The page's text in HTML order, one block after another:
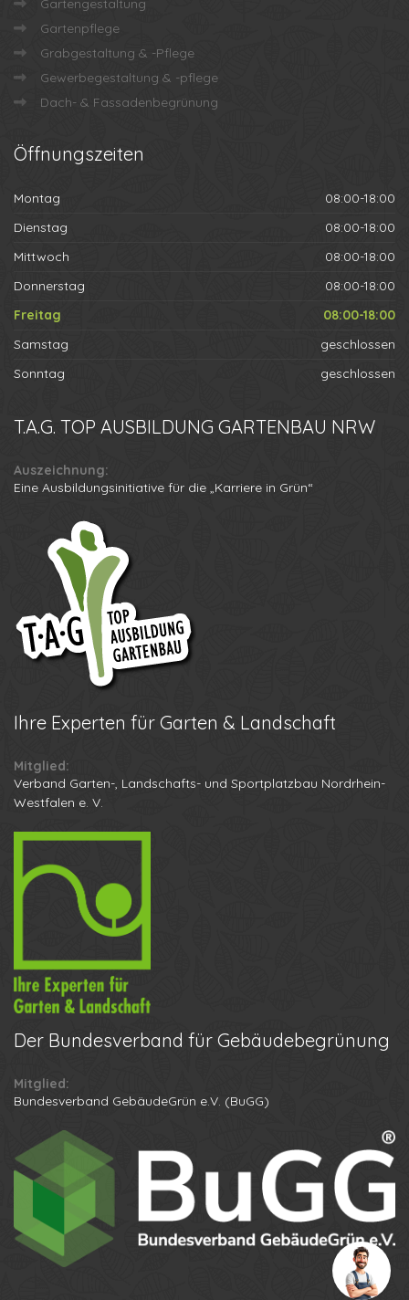
Gartengestaltung
Gartenpflege
Grabgestaltung & -Pflege
Gewerbegestaltung & -pflege
Dach- & Fassadenbegrünung
Öffnungszeiten
Montag
08:00-18:00
Dienstag
08:00-18:00
Mittwoch
08:00-18:00
Donnerstag
08:00-18:00
Freitag
08:00-18:00
Samstag
geschlossen
Sonntag
geschlossen
T.A.G. TOP AUSBILDUNG GARTENBAU NRW
Auszeichnung:
Eine Ausbildungsinitiative für die „Karriere in Grün“
Ihre Experten für Garten & Landschaft
Mitglied:
Verband Garten-, Landschafts- und Sportplatzbau Nordrhein-
Westfalen e. V.
Der Bundesverband für Gebäudebegrünung
Mitglied:
Bundesverband GebäudeGrün e.V. (BuGG)
Datenschutzbestimmungen Anton
Anruf erhalten